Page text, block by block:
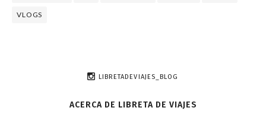
VLOGS
LIBRETADEVIAJES_BLOG
ACERCA DE LIBRETA DE VIAJES